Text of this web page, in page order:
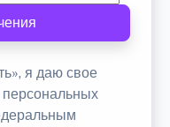
я даю свое
персональных